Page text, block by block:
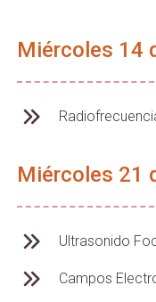
Miércoles 14
Miércoles 21
Ultrasonido
Campos